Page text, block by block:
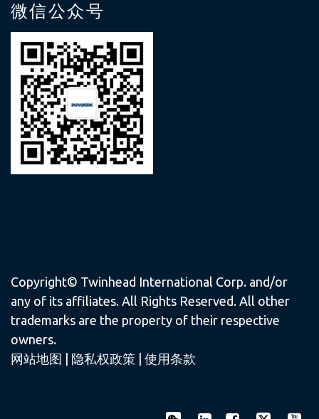
微信公众号
Copyright© Twinhead International Corp. and/or
any of its affiliates. All Rights Reserved. All other
trademarks are the property of their respective
owners.
网站地图
隐私权政策 使用条款